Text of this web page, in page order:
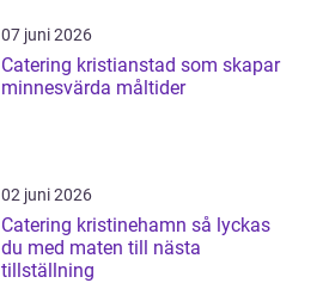
07 juni 2026
Catering kristianstad som skapar
minnesvärda måltider
02 juni 2026
Catering kristinehamn så lyckas
du med maten till nästa
tillställning